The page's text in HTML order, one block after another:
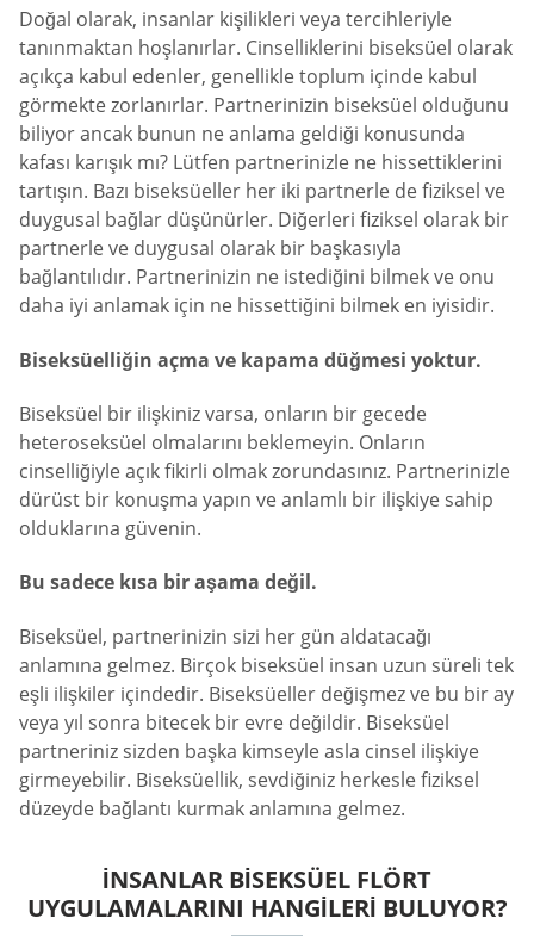
Doğal olarak, insanlar kişilikleri veya tercihleriyle
tanınmaktan hoşlanırlar. Cinselliklerini biseksüel olarak
açıkça kabul edenler, genellikle toplum içinde kabul
görmekte zorlanırlar. Partnerinizin biseksüel olduğunu
biliyor ancak bunun ne anlama geldiği konusunda
kafası karışık mı? Lütfen partnerinizle ne hissettiklerini
tartışın. Bazı biseksüeller her iki partnerle de fiziksel ve
duygusal bağlar düşünürler. Diğerleri fiziksel olarak bir
partnerle ve duygusal olarak bir başkasıyla
bağlantılıdır. Partnerinizin ne istediğini bilmek ve onu
daha iyi anlamak için ne hissettiğini bilmek en iyisidir.
Biseksüelliğin açma ve kapama düğmesi yoktur.
Biseksüel bir ilişkiniz varsa, onların bir gecede
heteroseksüel olmalarını beklemeyin. Onların
cinselliğiyle açık fikirli olmak zorundasınız. Partnerinizle
dürüst bir konuşma yapın ve anlamlı bir ilişkiye sahip
olduklarına güvenin.
Bu sadece kısa bir aşama değil.
Biseksüel, partnerinizin sizi her gün aldatacağı
anlamına gelmez. Birçok biseksüel insan uzun süreli tek
eşli ilişkiler içindedir. Biseksüeller değişmez ve bu bir ay
veya yıl sonra bitecek bir evre değildir. Biseksüel
partneriniz sizden başka kimseyle asla cinsel ilişkiye
girmeyebilir. Biseksüellik, sevdiğiniz herkesle fiziksel
düzeyde bağlantı kurmak anlamına gelmez.
İNSANLAR BISEKSÜEL FLÖRT
UYGULAMALARINI HANGILERI BULUYOR?